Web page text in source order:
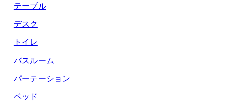
テーブル
デスク
トイレ
バスルーム
パーテーション
ベッド